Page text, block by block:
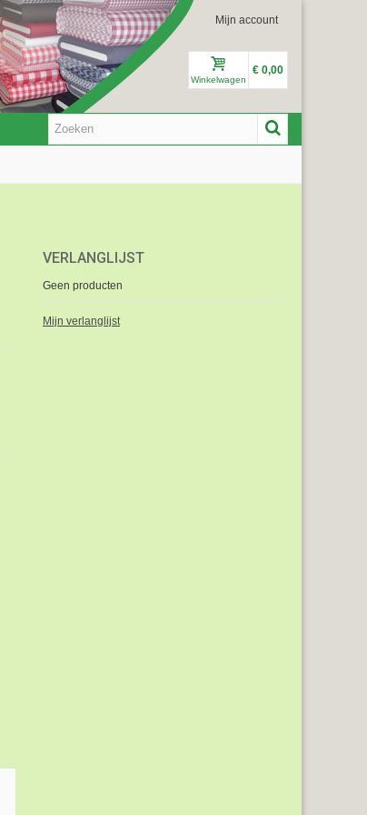
Mijn account
Winkelwagen
€ 0,00
VERLANGLIJST
Geen producten
Mijn verlanglijst